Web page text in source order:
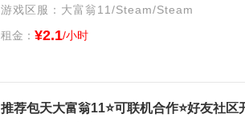
游戏区服：大富翁11/Steam/Steam
租金： ¥2.1/小时
推荐包天大富翁11⭐️可联机合作⭐️好友社区